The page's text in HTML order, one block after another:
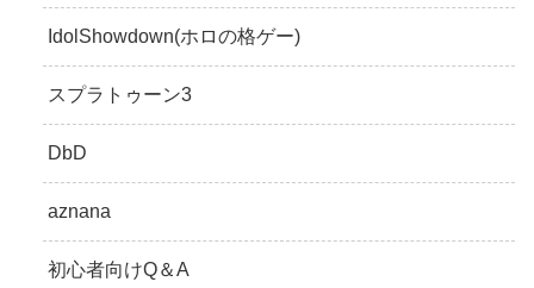
IdolShowdown(ホロの格ゲー)
スプラトゥーン3
DbD
aznana
初心者向けQ＆A